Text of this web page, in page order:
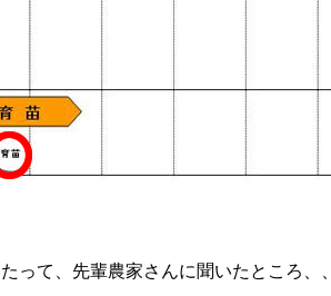
って、先輩農家さんに聞いたところ、、